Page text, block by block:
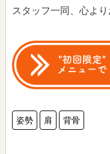
スタッフ一同、心より
姿勢 肩 背骨